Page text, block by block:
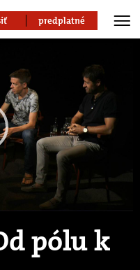
predplatné
Video
pólu k